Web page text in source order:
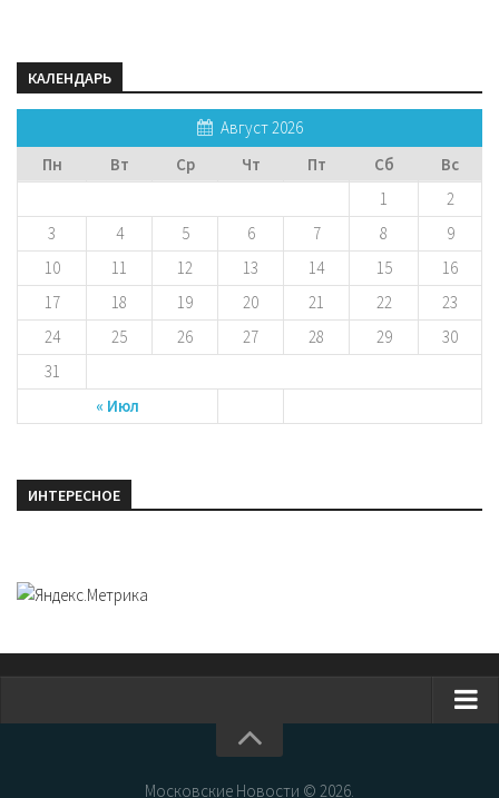
КАЛЕНДАРЬ
Август 2026
Пн
Вт Ср Чт Пт Сб Вс
« Июл
1
2
3
4 5 6 7 8
9
10
11 12 13 14 15
16
17
18 19 20 21 22
23
24
25 26 27 28 29
30
31
ИНТЕРЕСНОЕ
Новости МосквыМосковские Новости © 2026.